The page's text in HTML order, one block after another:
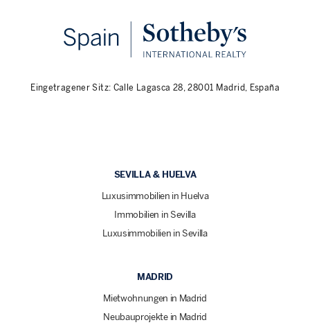
Eingetragener Sitz: Calle Lagasca 28, 28001 Madrid, España
SEVILLA & HUELVA
Luxusimmobilien in Huelva
Immobilien in Sevilla
Luxusimmobilien in Sevilla
MADRID
Mietwohnungen in Madrid
Neubauprojekte in Madrid